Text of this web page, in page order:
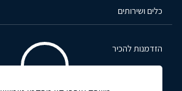
כלים ושירותים
הזדמנות להכיר